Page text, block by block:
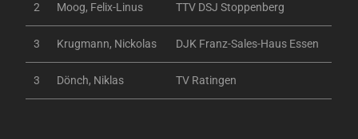
2 Moog, Felix-Linus TTV DSJ Stoppenberg
3 Krugmann, Nickolas DJK Franz-Sales-Haus Essen
3 Dönch, Niklas TV Ratingen